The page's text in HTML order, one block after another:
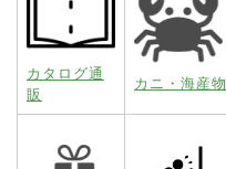
カタログ通
販
カニ・海産物